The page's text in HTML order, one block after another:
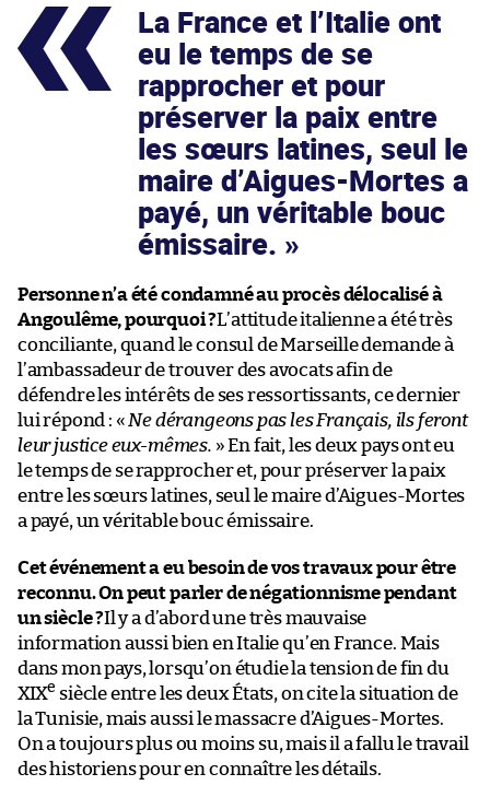
La France et l’Italie ont
eu le temps de se
rapprocher et pour
préserver la paix entre
les sœurs latines, seul le
maire d’Aigues-Mortes a
payé, un véritable bouc
émissaire.
Personne n’a été condamné au procès délocalisé à
Angoulême, pourquoi ?L’attitude italienne a été très
conciliante, quand le consul de Marseille demande à
l’ambassadeur de trouver des avocats afin de
défendre les intérêts de ses ressortissants, ce dernier
lui répond : « Ne dérangeons pas les Français, ils feront
leur justice eux-mêmes. » En fait, les deux pays ont eu
le temps de se rapprocher et, pour préserver la paix
entre les sœurs latines, seul le maire d’Aigues-Mortes
a payé, un véritable bouc émissaire.
Cet événement a eu besoin de vos travaux pour être
reconnu. On peut parler de négationnisme pendant
un siècle ?Il y a d’abord une très mauvaise
information aussi bien en Italie qu’en France. Mais
dans mon pays, lorsqu’on étudie la tension de fin du
XIXe siècle entre les deux États, on cite la situation de
la Tunisie, mais aussi le massacre d’Aigues-Mortes.
On a toujours plus ou moins su, mais il a fallu le travail
des historiens pour en connaître les détails.